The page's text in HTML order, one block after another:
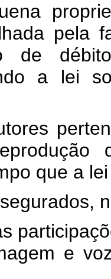
pela
de
a lei
que a
e